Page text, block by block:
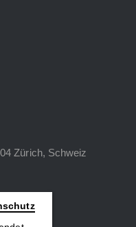
Zürich, Schweiz